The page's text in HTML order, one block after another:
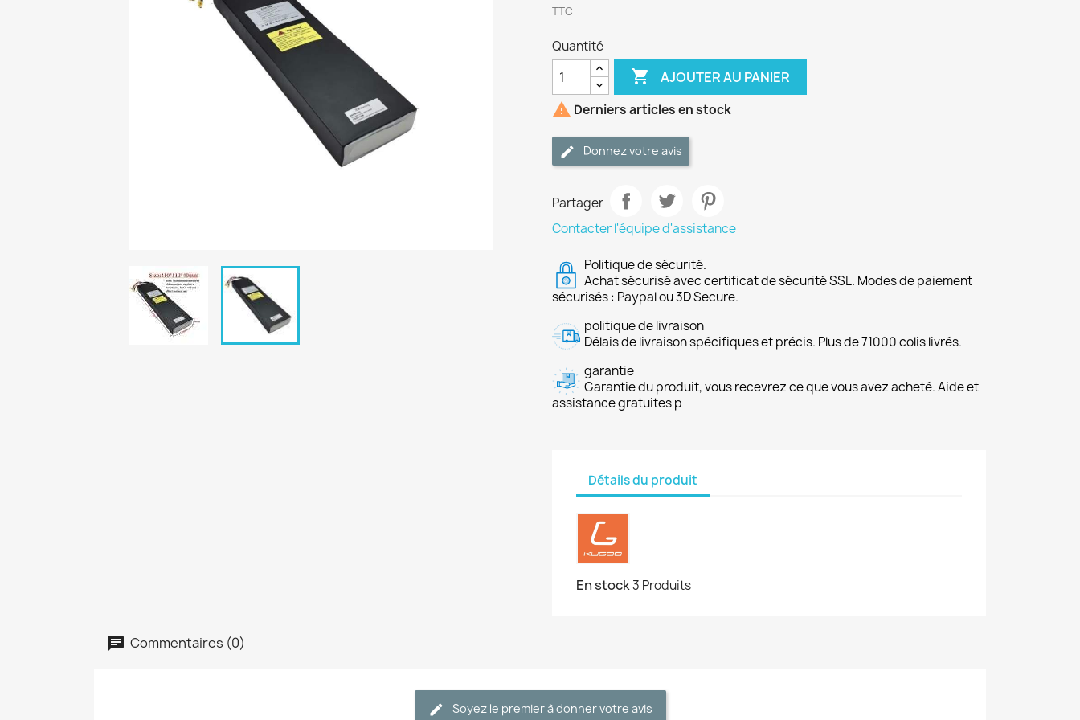
TTC
Quantité
 AJOUTER AU PANIER
 Derniers articles en stock
Donnez votre avis
Partager
Contacter l'équipe d'assistance
Politique de sécurité.
Achat sécurisé avec certificat de sécurité SSL. Modes de paiement
sécurisés : Paypal ou 3D Secure.
politique de livraison
Délais de livraison spécifiques et précis. Plus de 71000 colis livrés.
garantie
Garantie du produit, vous recevrez ce que vous avez acheté. Aide et
assistance gratuites p
Détails du produit
En stock3 Produits
Commentaires (0)
Soyez le premier à donner votre avis